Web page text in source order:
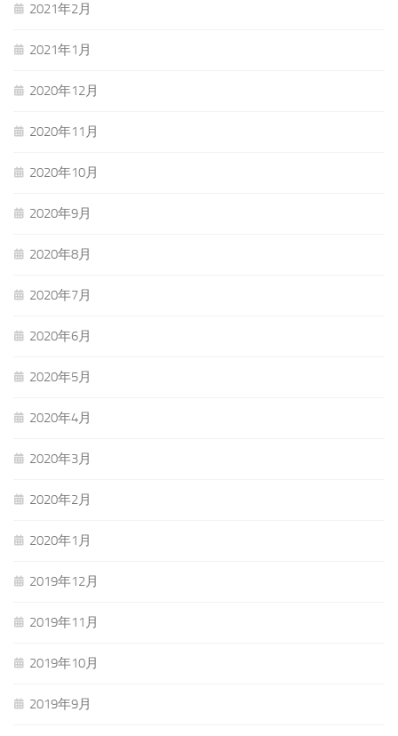
2021年2月
2021年1月
2020年12月
2020年11月
2020年10月
2020年9月
2020年8月
2020年7月
2020年6月
2020年5月
2020年4月
2020年3月
2020年2月
2020年1月
2019年12月
2019年11月
2019年10月
2019年9月